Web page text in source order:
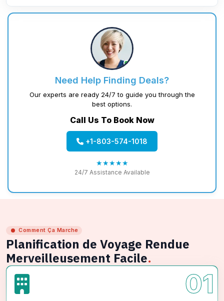
Need Help Finding Deals?
Our experts are ready 24/7 to guide you through the
best options.
Call Us To Book Now
+1-803-574-1018
★★★★★
24/7 Assistance Available
Comment Ça Marche
Planification de Voyage Rendue
Merveilleusement Facile.
01